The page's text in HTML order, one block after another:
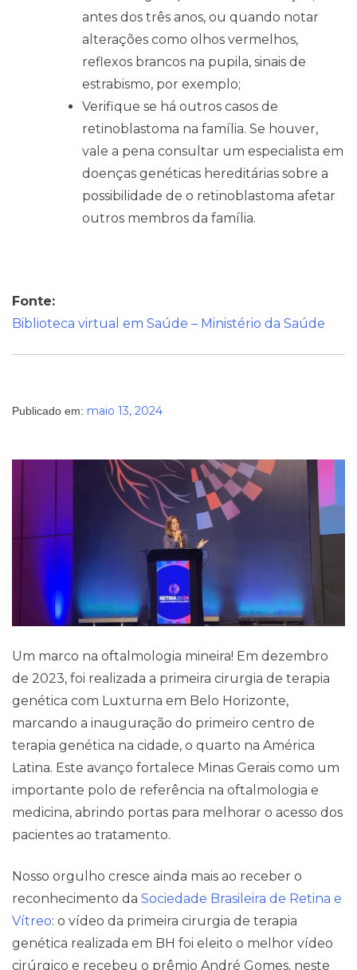
antes dos três anos, ou quando notar
alterações como olhos vermelhos,
reflexos brancos na pupila, sinais de
estrabismo, por exemplo;
Verifique se há outros casos de
retinoblastoma na família. Se houver,
vale a pena consultar um especialista em
doenças genéticas hereditárias sobre a
possibilidade de o retinoblastoma afetar
outros membros da família.
Fonte:
Biblioteca virtual em Saúde – Ministério da Saúde
Publicado em: maio 13, 2024
Um marco na oftalmologia mineira! Em dezembro
de 2023, foi realizada a primeira cirurgia de terapia
genética com Luxturna em Belo Horizonte,
marcando a inauguração do primeiro centro de
terapia genética na cidade, o quarto na América
Latina. Este avanço fortalece Minas Gerais como um
importante polo de referência na oftalmologia e
medicina, abrindo portas para melhorar o acesso dos
pacientes ao tratamento.
Nosso orgulho cresce ainda mais ao receber o
reconhecimento da Sociedade Brasileira de Retina e
Vítreo: o vídeo da primeira cirurgia de terapia
genética realizada em BH foi eleito o melhor vídeo
cirúrgico e recebeu o prêmio André Gomes, neste